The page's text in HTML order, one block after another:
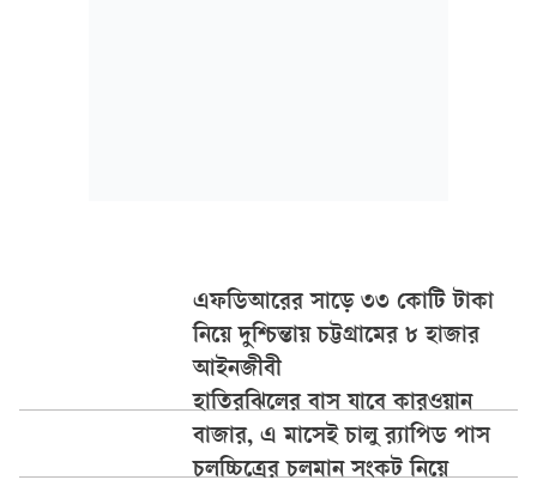
এফডিআরের সাড়ে ৩৩ কোটি টাকা
নিয়ে দুশ্চিন্তায় চট্টগ্রামের ৮ হাজার
আইনজীবী
হাতিরঝিলের বাস যাবে কারওয়ান
বাজার, এ মাসেই চালু র‍্যাপিড পাস
চলচ্চিত্রের চলমান সংকট নিয়ে